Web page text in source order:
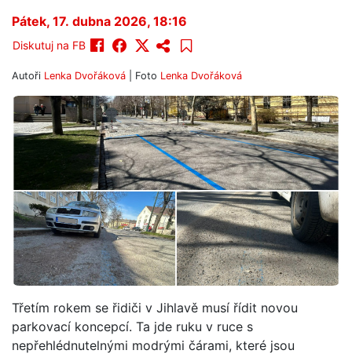
Pátek, 17. dubna 2026, 18:16
Diskutuj na FB
Autoři Lenka Dvořáková | Foto Lenka Dvořáková
Třetím rokem se řidiči v Jihlavě musí řídit novou
parkovací koncepcí. Ta jde ruku v ruce s
nepřehlédnutelnými modrými čárami, které jsou